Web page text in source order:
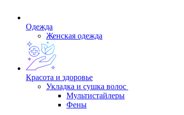
Одежда
Женская одежда
Красота и здоровье
Укладка и сушка волос
Мультистайлеры
Фены